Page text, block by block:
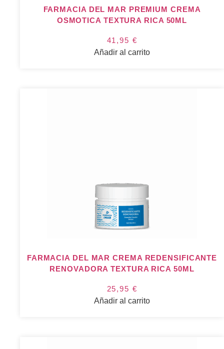
FARMACIA DEL MAR PREMIUM CREMA
OSMOTICA TEXTURA RICA 50ML
41,95 €
Añadir al carrito
FARMACIA DEL MAR CREMA REDENSIFICANTE
RENOVADORA TEXTURA RICA 50ML
25,95 €
Añadir al carrito